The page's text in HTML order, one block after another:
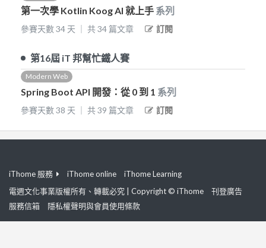
第16屆 iT 邦幫忙鐵人賽
Modern Web
Spring Boot API 開發：從 0 到 1 系列
參賽天數38 天 共39 篇文章 訂閱
第一次學 Kotlin Koog AI 就上手 系列
參賽天數34 天 共34 篇文章 訂閱
iThome 服務 iThome online
iThome Learning
電週文化事業版權所有、轉載必究 | Copyright © iThome
刊登廣告
服務信箱
隱私權聲明與會員使用條款